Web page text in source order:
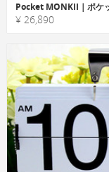
¥ 26,890